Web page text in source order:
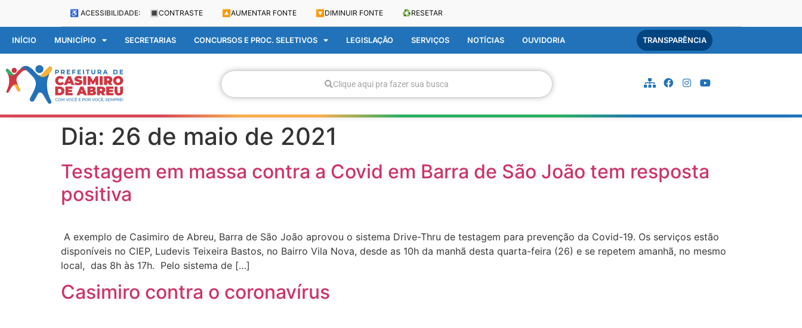
♿ ACESSIBILIDADE: 🔳 CONTRASTE 🔼 AUMENTAR FONTE 🔽 DIMINUIR FONTE ♻️RESETAR
INÍCIO MUNICÍPIO SECRETARIAS CONCURSOS E PROC. SELETIVOS LEGISLAÇÃO SERVIÇOS NOTÍCIAS OUVIDORIA TRANSPARÊNCIA
Clique aqui pra fazer sua busca
Dia: 26 de maio de 2021
Testagem em massa contra a Covid em Barra de São João tem resposta
positiva
A exemplo de Casimiro de Abreu, Barra de São João aprovou o sistema Drive-Thru de testagem para prevenção da Covid-19. Os serviços estão
disponíveis no CIEP, Ludevis Teixeira Bastos, no Bairro Vila Nova, desde as 10h da manhã desta quarta-feira (26) e se repetem amanhã, no mesmo
local, das 8h às 17h. Pelo sistema de […]
Casimiro contra o coronavírus